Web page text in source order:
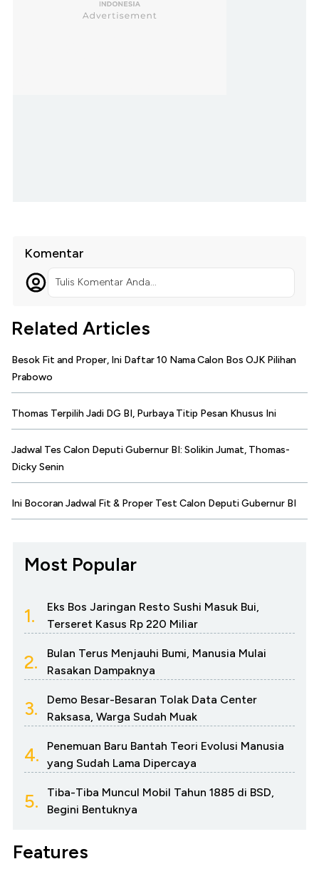
Komentar
Tulis Komentar Anda...
Related Articles
Besok Fit and Proper, Ini Daftar 10 Nama Calon Bos OJK Pilihan
Prabowo
Thomas Terpilih Jadi DG BI, Purbaya Titip Pesan Khusus Ini
Jadwal Tes Calon Deputi Gubernur BI: Solikin Jumat, Thomas-
Dicky Senin
Ini Bocoran Jadwal Fit & Proper Test Calon Deputi Gubernur BI
Most Popular
1.
Eks Bos Jaringan Resto Sushi Masuk Bui,
Terseret Kasus Rp 220 Miliar
2.
Bulan Terus Menjauhi Bumi, Manusia Mulai
Rasakan Dampaknya
3.
Demo Besar-Besaran Tolak Data Center
Raksasa, Warga Sudah Muak
4.
Penemuan Baru Bantah Teori Evolusi Manusia
yang Sudah Lama Dipercaya
5.
Tiba-Tiba Muncul Mobil Tahun 1885 di BSD,
Begini Bentuknya
Features